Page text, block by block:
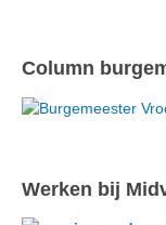
Column
Werken bij